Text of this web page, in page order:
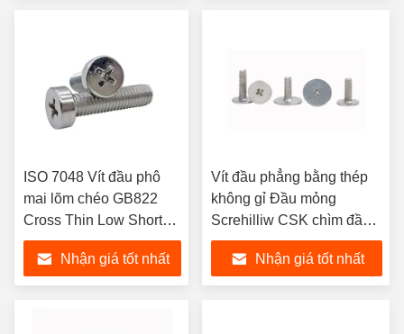
ISO 7048 Vít đầu phô
mai lõm chéo GB822
Cross Thin Low Short
Round Column Cheese
Head Bolt Vít
Nhận giá tốt nhất
Vít đầu phẳng bằng thép
không gỉ Đầu mỏng
Screhilliw CSK chìm đầu
phẳng Vít máy Phillips
chéo
Nhận giá tốt nhất